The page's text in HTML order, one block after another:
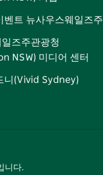
벤트 뉴사우스웨일즈주
즈주관광청
NSW) 미디어 센터
니(Vivid Sydney)
니다.